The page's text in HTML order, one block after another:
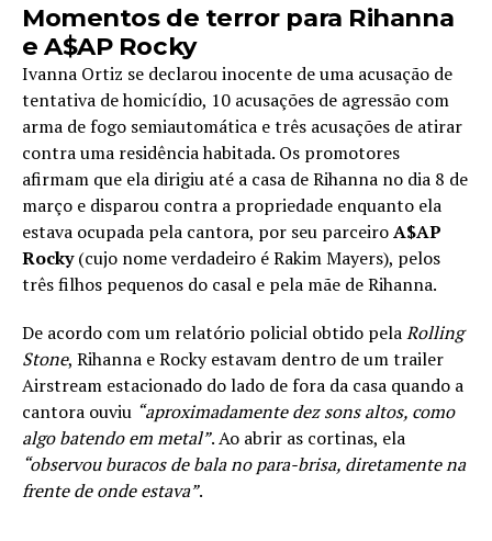
Momentos de terror para Rihanna
e A$AP Rocky
Ivanna Ortiz se declarou inocente de uma acusação de
tentativa de homicídio, 10 acusações de agressão com
arma de fogo semiautomática e três acusações de atirar
contra uma residência habitada. Os promotores
afirmam que ela dirigiu até a casa de Rihanna no dia 8 de
março e disparou contra a propriedade enquanto ela
estava ocupada pela cantora, por seu parceiroA$AP
Rocky(cujo nome verdadeiro é Rakim Mayers), pelos
três filhos pequenos do casal e pela mãe de Rihanna.
De acordo com um relatório policial obtido pelaRolling
Stone, Rihanna e Rocky estavam dentro de um trailer
Airstream estacionado do lado de fora da casa quando a
cantora ouviu “aproximadamente dez sons altos, como
algo batendo em metal”. Ao abrir as cortinas, ela
“observou buracos de bala no para-brisa, diretamente na
frente de onde estava”.